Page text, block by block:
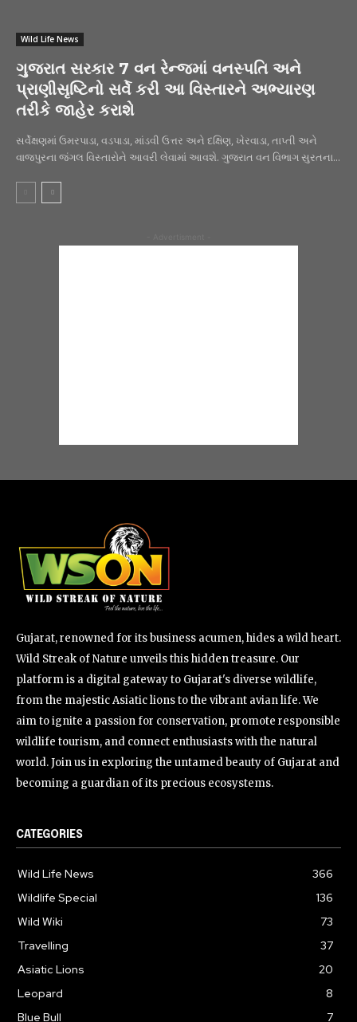
Wild Life News
ગુજરાત સરકાર 7 વન રેન્જમાં વનસ્પતિ અને
પ્રાણીસૃષ્ટિનો સર્વે કરી આ વિસ્તારને અભ્યારણ
તરીકે જાહેર કરાશે
સર્વેક્ષણમાં ઉમરપાડા, વડપાડા, માંડવી ઉત્તર અને દક્ષિણ, ખેરવાડા, તાપ્તી અને
વાજપુરના જંગલ વિસ્તારોને આવરી લેવામાં આવશે. ગુજરાત વન વિભાગ સુરતના...
Gujarat, renowned for its business acumen, hides a wild heart.
Wild Streak of Nature unveils this hidden treasure. Our
platform is a digital gateway to Gujarat's diverse wildlife,
from the majestic Asiatic lions to the vibrant avian life. We
aim to ignite a passion for conservation, promote responsible
wildlife tourism, and connect enthusiasts with the natural
world. Join us in exploring the untamed beauty of Gujarat and
becoming a guardian of its precious ecosystems.
CATEGORIES
Wild Life News
366
Wildlife Special
136
Wild Wiki
73
Travelling
37
Asiatic Lions
20
Leopard
8
Blue Bull
7